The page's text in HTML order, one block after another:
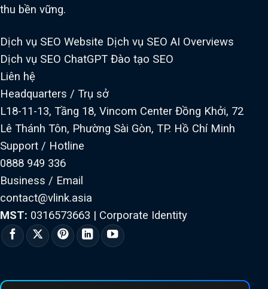
thu bền vững.
Dịch vụ SEO Website Dịch vụ SEO AI Overviews
Dịch vụ SEO ChatGPT Đào tạo SEO
Liên hệ
Headquarters / Trụ sở
L18-11-13, Tầng 18, Vincom Center Đồng Khởi, 72
Lê Thánh Tôn, Phường Sài Gòn, TP. Hồ Chí Minh
Support / Hotline
0888 949 336
Business / Email
contact@vlink.asia
MST: 0316573663 | Corporate Identity